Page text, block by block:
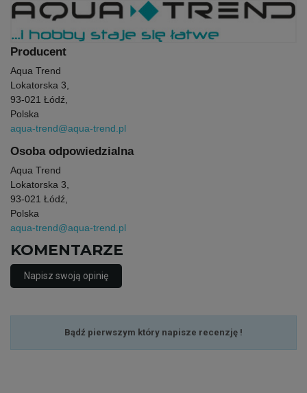
Producent
Aqua Trend
Lokatorska 3,
93-021 Łódź,
Polska
aqua-trend@aqua-trend.pl
Osoba odpowiedzialna
Aqua Trend
Lokatorska 3,
93-021 Łódź,
Polska
aqua-trend@aqua-trend.pl
KOMENTARZE
Napisz swoją opinię
Bądź pierwszym który napisze recenzję !